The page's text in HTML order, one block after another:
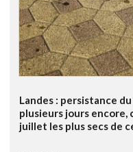
Landes : persistance
plusieurs jours encore,
juillet les plus secs de